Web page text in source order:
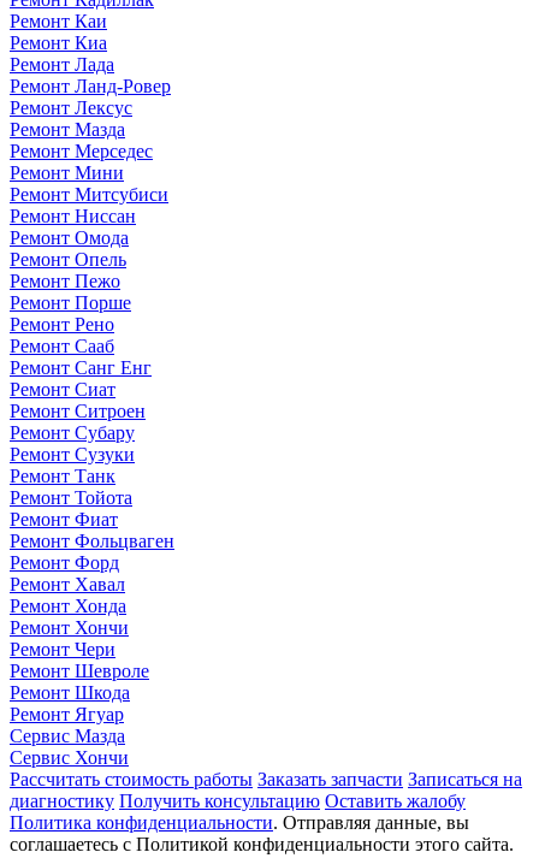
Ремонт Каи
Ремонт Киа
Ремонт Лада
Ремонт Ланд-Ровер
Ремонт Лексус
Ремонт Мазда
Ремонт Мерседес
Ремонт Мини
Ремонт Митсубиси
Ремонт Ниссан
Ремонт Омода
Ремонт Опель
Ремонт Пежо
Ремонт Порше
Ремонт Рено
Ремонт Сааб
Ремонт Санг Енг
Ремонт Сиат
Ремонт Ситроен
Ремонт Субару
Ремонт Сузуки
Ремонт Танк
Ремонт Тойота
Ремонт Фиат
Ремонт Фольцваген
Ремонт Форд
Ремонт Хавал
Ремонт Хонда
Ремонт Хончи
Ремонт Чери
Ремонт Шевроле
Ремонт Шкода
Ремонт Ягуар
Сервис Мазда
Сервис Хончи
Рассчитать стоимость работы Заказать запчасти Записаться на
диагностику Получить консультацию Оставить жалобу
Политика конфиденциальности. Отправляя данные, вы
соглашаетесь с Политикой конфиденциальности этого сайта.